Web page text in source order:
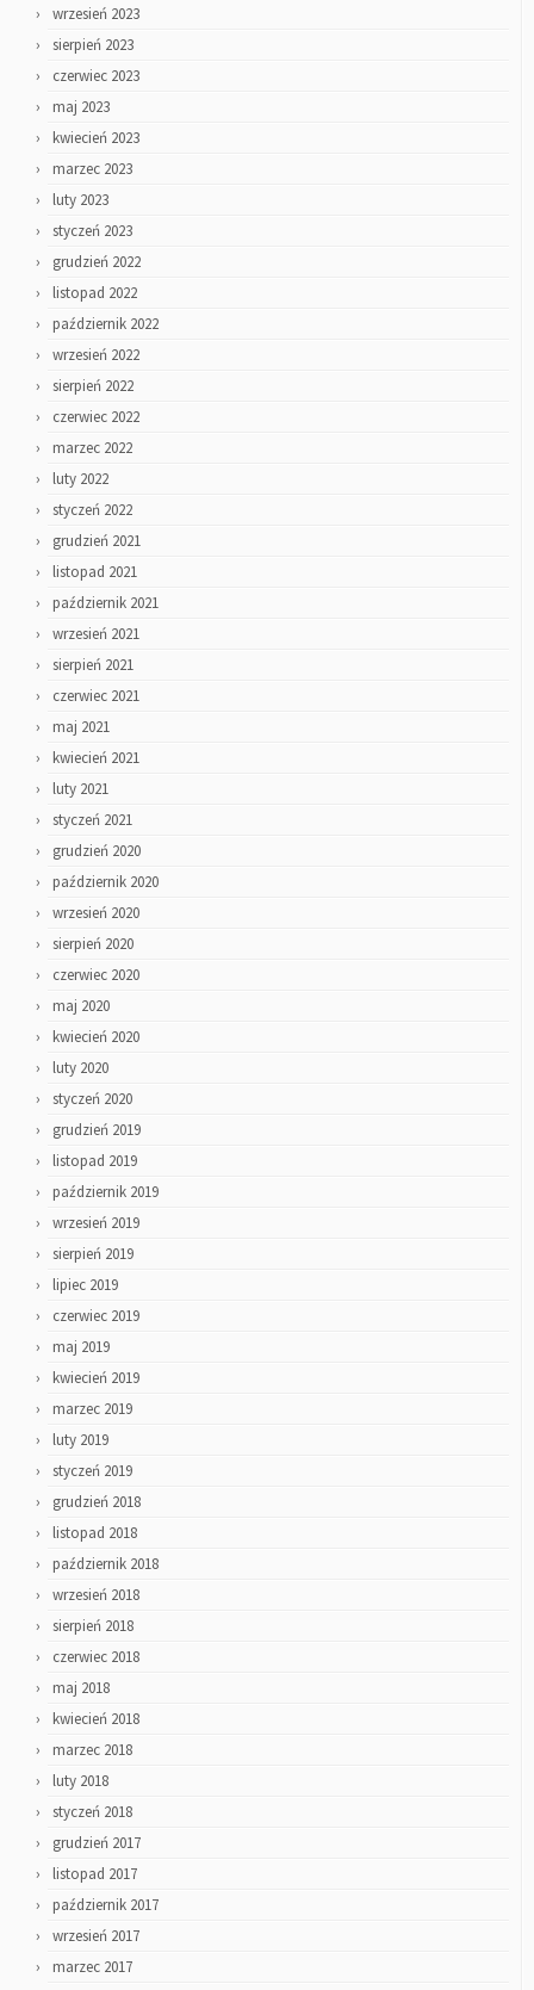
wrzesień 2023
sierpień 2023
czerwiec 2023
maj 2023
kwiecień 2023
marzec 2023
luty 2023
styczeń 2023
grudzień 2022
listopad 2022
październik 2022
wrzesień 2022
sierpień 2022
czerwiec 2022
marzec 2022
luty 2022
styczeń 2022
grudzień 2021
listopad 2021
październik 2021
wrzesień 2021
sierpień 2021
czerwiec 2021
maj 2021
kwiecień 2021
luty 2021
styczeń 2021
grudzień 2020
październik 2020
wrzesień 2020
sierpień 2020
czerwiec 2020
maj 2020
kwiecień 2020
luty 2020
styczeń 2020
grudzień 2019
listopad 2019
październik 2019
wrzesień 2019
sierpień 2019
lipiec 2019
czerwiec 2019
maj 2019
kwiecień 2019
marzec 2019
luty 2019
styczeń 2019
grudzień 2018
listopad 2018
październik 2018
wrzesień 2018
sierpień 2018
czerwiec 2018
maj 2018
kwiecień 2018
marzec 2018
luty 2018
styczeń 2018
grudzień 2017
listopad 2017
październik 2017
wrzesień 2017
marzec 2017